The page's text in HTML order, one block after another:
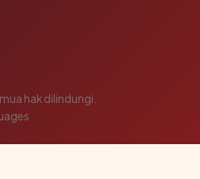
hak dilindungi.